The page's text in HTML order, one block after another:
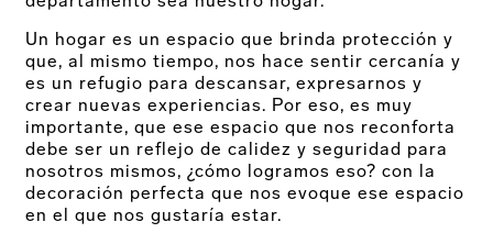
Un hogar es un espacio que brinda protección y
que, al mismo tiempo, nos hace sentir cercanía y
es un refugio para descansar, expresarnos y
crear nuevas experiencias. Por eso, es muy
importante, que ese espacio que nos reconforta
debe ser un reflejo de calidez y seguridad para
nosotros mismos, ¿cómo logramos eso? con la
decoración perfecta que nos evoque ese espacio
en el que nos gustaría estar.